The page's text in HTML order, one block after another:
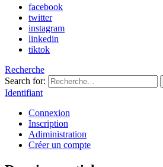
facebook
twitter
instagram
linkedin
tiktok
Recherche
Search for:
Identifiant
Connexion
Inscription
Adiministration
Créer un compte